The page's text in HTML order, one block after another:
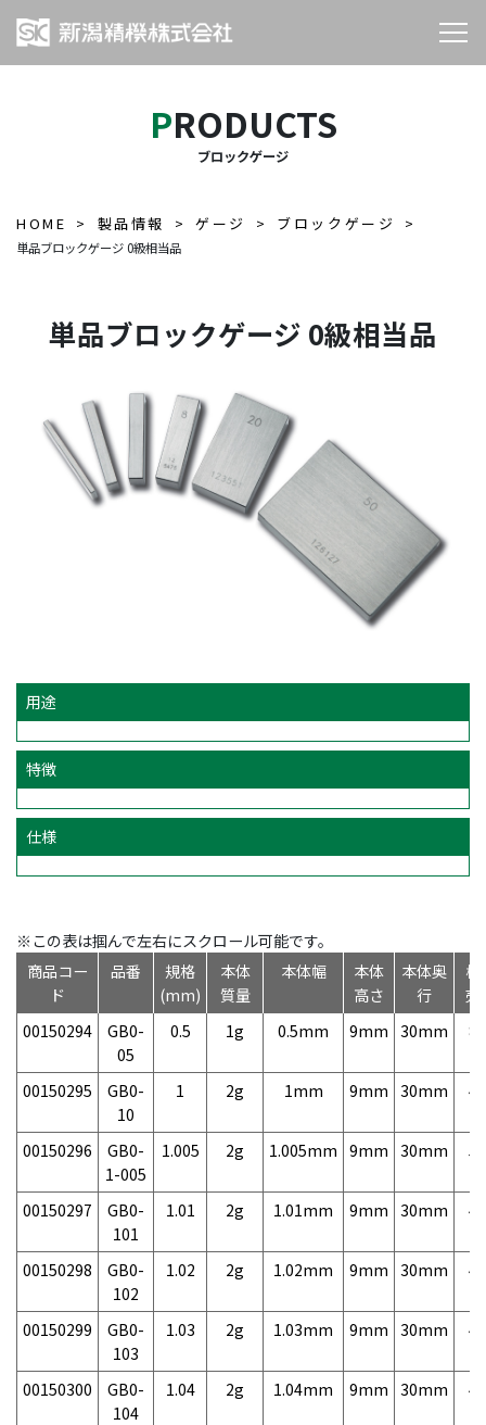
PRODUCTS
ブロックゲージ
HOME 製品情報 ゲージ ブロックゲージ
単品ブロックゲージ 0級相当品
単品ブロックゲージ 0級相当品
用途
特徴
仕様
※この表は掴んで左右にスクロール可能です。
商品コー
ド
品番
規格
(mm)
本体
質量
本体幅
本体
高さ
本体奥
行
標
売
00150294
GB0-
05
0.5 1g 0.5mm 9mm 30mm
00150295
GB0-
10
1 2g 1mm 9mm 30mm
00150296
GB0-
1-005
1.005 2g 1.005mm 9mm 30mm
00150297
GB0-
101
1.01 2g 1.01mm 9mm 30mm
00150298
GB0-
102
1.02 2g 1.02mm 9mm 30mm
00150299
GB0-
103
1.03 2g 1.03mm 9mm 30mm
00150300
GB0-
104
1.04 2g 1.04mm 9mm 30mm